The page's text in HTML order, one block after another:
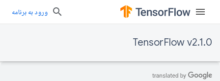
ورود به برنامه
TensorFlow v2.1.0